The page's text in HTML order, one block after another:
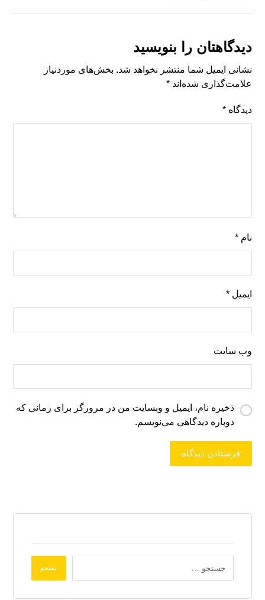
دیدگاهتان را بنویسید
نشانی ایمیل شما منتشر نخواهد شد. بخش‌های موردنیاز
علامت‌گذاری شده‌اند*
دیدگاه*
نام*
ایمیل*
وب‌ سایت
ذخیره نام، ایمیل و وبسایت من در مرورگر برای زمانی که
دوباره دیدگاهی می‌نویسم.
فرستادن دیدگاه
جستجو